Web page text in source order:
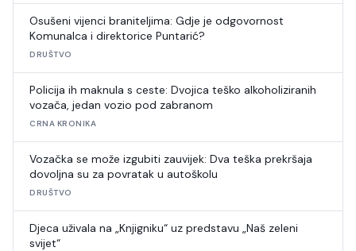
Osušeni vijenci braniteljima: Gdje je odgovornost
Komunalca i direktorice Puntarić?
DRUŠTVO
Policija ih maknula s ceste: Dvojica teško alkoholiziranih
vozača, jedan vozio pod zabranom
CRNA KRONIKA
Vozačka se može izgubiti zauvijek: Dva teška prekršaja
dovoljna su za povratak u autoškolu
DRUŠTVO
Djeca uživala na „Knjigniku“ uz predstavu „Naš zeleni
svijet“